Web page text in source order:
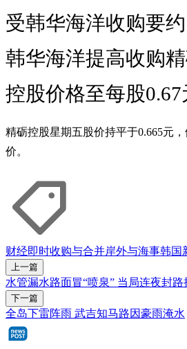
受韩华海洋收购要约
韩华海洋提高收购
控股价格至每股0.67
精砺控股星期五股价持平于0.665元
价。
财经即时收购与合并岸外与海事韩国
上一篇
水管漏水路面冒“喷泉” 当局连夜封路
下一篇
全岛下雷阵雨 武吉知马路因豪雨淹水